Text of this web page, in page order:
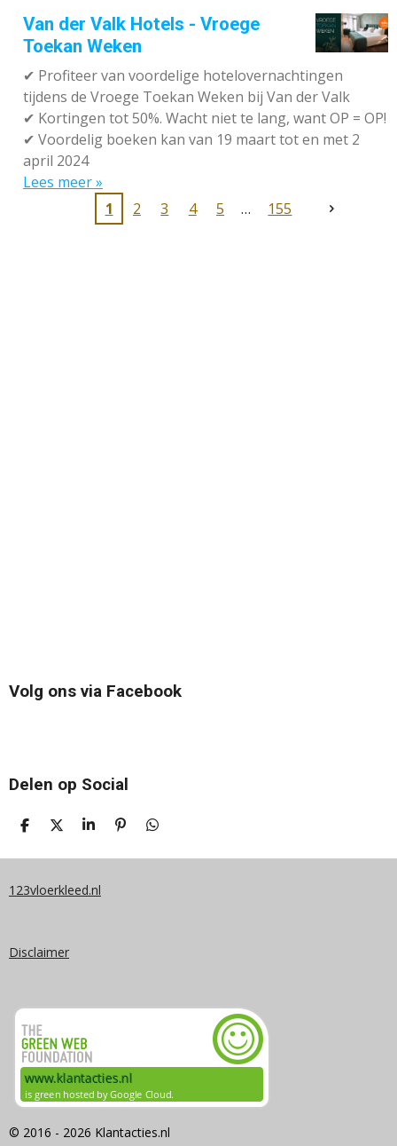
Van der Valk Hotels - Vroege
Toekan Weken
✔ Profiteer van voordelige hotelovernachtingen
tijdens de Vroege Toekan Weken bij Van der Valk
✔ Kortingen tot 50%. Wacht niet te lang, want OP = OP!
✔ Voordelig boeken kan van 19 maart tot en met 2
april 2024
Lees meer »
1
2 3 4 5 155
Volg ons via Facebook
Delen op Social
D
L
N
D
E
S
A
E
P
N
D
L
123vloerkleed.nl
Disclaimer
© 2016 - 2026 Klantacties.nl